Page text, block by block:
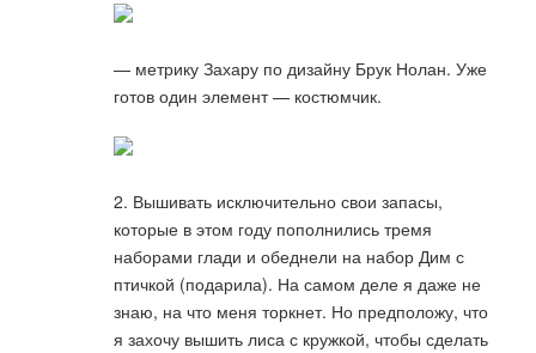
— метрику Захару по дизайну Брук Нолан. Уже
готов один элемент — костюмчик.
2. Вышивать исключительно свои запасы,
которые в этом году пополнились тремя
наборами глади и обеднели на набор Дим с
птичкой (подарила). На самом деле я даже не
знаю, на что меня торкнет. Но предположу, что
я захочу вышить лиса с кружкой, чтобы сделать